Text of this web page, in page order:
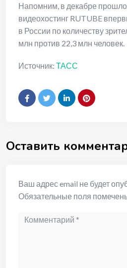
Напомним, в декабре
видеохостинг RUTUBE
в России по количеству
млн против 22,3 млн человек.
Источник: ТАСС
Оставить
Ваш адрес email не будет
Обязательные поля